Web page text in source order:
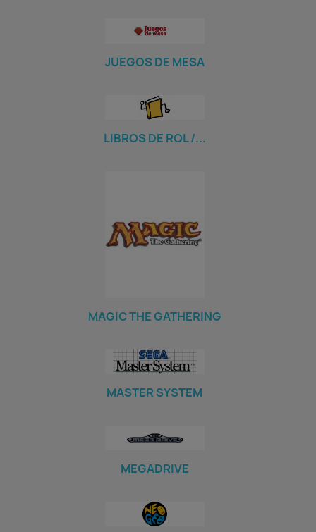
JUEGOS DE MESA
LIBROS DE ROL /...
MAGIC THE GATHERING
MASTER SYSTEM
MEGADRIVE